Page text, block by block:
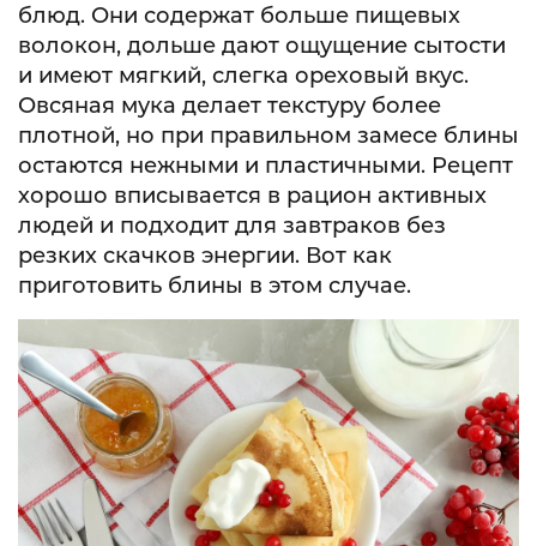
блюд. Они содержат больше пищевых
волокон, дольше дают ощущение сытости
и имеют мягкий, слегка ореховый вкус.
Овсяная мука делает текстуру более
плотной, но при правильном замесе блины
остаются нежными и пластичными. Рецепт
хорошо вписывается в рацион активных
людей и подходит для завтраков без
резких скачков энергии. Вот как
приготовить блины в этом случае.